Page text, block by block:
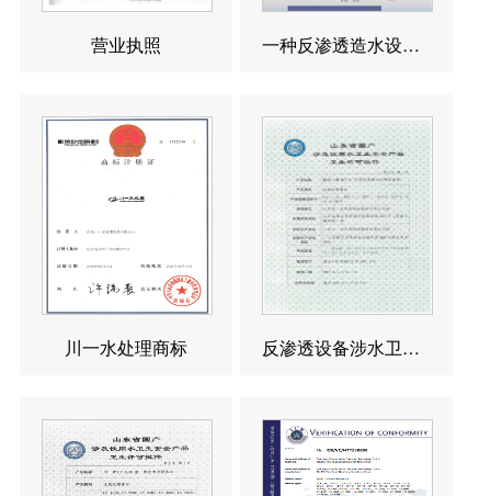
营业执照 一种反渗透造水设备发明专利
川一水处理商标 反渗透设备涉水卫生许可批件